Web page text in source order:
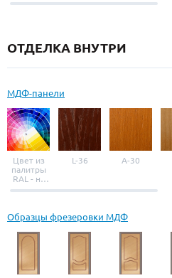
ОТДЕЛКА ВНУТРИ
МДФ-панели
Цвет из
палитры
RAL - на
выбор
L-36 A-30
Образцы фрезеровки МДФ